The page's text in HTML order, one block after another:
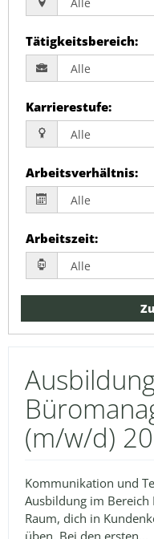
Tätigkeitsbereich:
Karrierestufe:
Arbeitsverhältnis:
Arbeitszeit:
(m/w/d)
Kommunikation und
Ausbildung im
Raum, dich in